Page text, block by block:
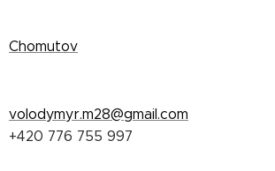
Chomutov
volodymyr.m28@gmail.com
+420 776 755 997